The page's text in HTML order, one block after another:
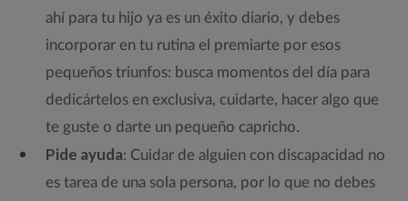
ahí para tu hijo ya es un éxito diario, y debes
incorporar en tu rutina el premiarte por esos
pequeños triunfos: busca momentos del día para
dedicártelos en exclusiva, cuidarte, hacer algo que
te guste o darte un pequeño capricho.
Pide ayuda: Cuidar de alguien con discapacidad no
es tarea de una sola persona, por lo que no debes